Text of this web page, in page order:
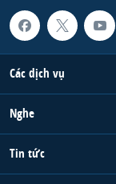
Các dịch vụ
Nghe
Tin tức